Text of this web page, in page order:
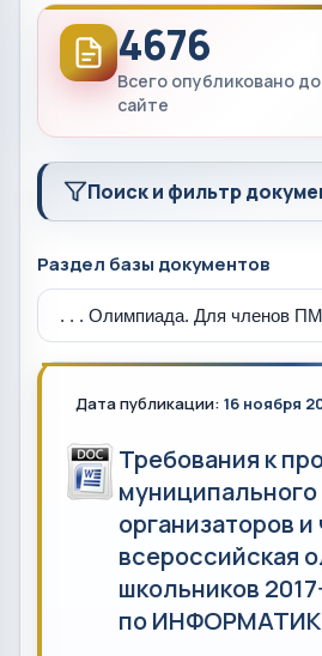
4676
Всего опубликовано
сайте
Поиск и фильтр
Раздел базы документов
Дата публикации: 16 ноября
Требования к
муниципального
организаторов
всероссийская
школьников
по